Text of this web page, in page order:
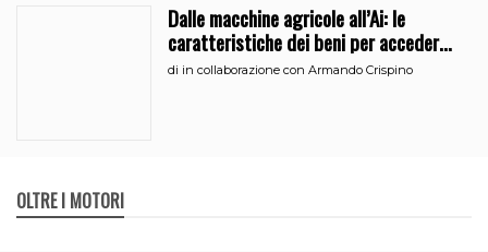
Dalle macchine agricole all’Ai: le
caratteristiche dei beni per accedere
all’iperammortamento
di in collaborazione con Armando Crispino
OLTRE I MOTORI